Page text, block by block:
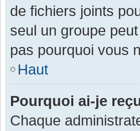
de fichiers joints
seul un groupe
pas pourquoi vous
Haut
Pourquoi ai-je
Chaque